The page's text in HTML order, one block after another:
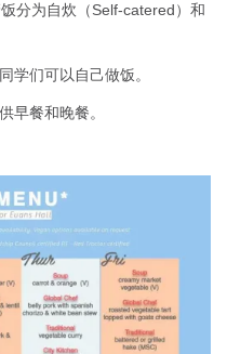
分为自炊（Self-catered）和
学们可以自己做饭。
早餐和晚餐。